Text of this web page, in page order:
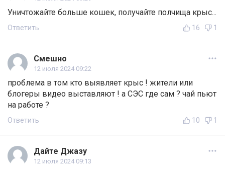
Уничтожайте больше кошек, получайте полчища крыс...
Ответить 16 1
Смешно
12 июля 2024 09:22
проблема в том кто выявляет крыс ! жители или
блогеры видео выставляют ! а СЭС где сам ? чай пьют
на работе ?
Ответить 10 1
Дайте Джазу
12 июля 2024 09:13